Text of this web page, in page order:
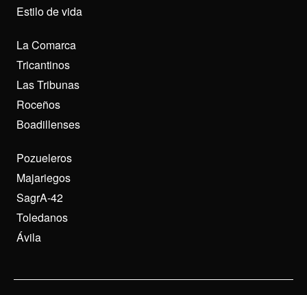
Estilo de vida
La Comarca
Tricantinos
Las Tribunas
Roceños
Boadillenses
Pozueleros
Majariegos
SagrA-42
Toledanos
Ávila